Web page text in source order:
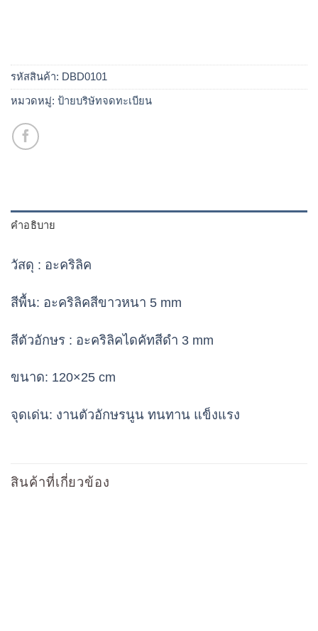
รหัสสินค้า: DBD0101
หมวดหมู่: ป้ายบริษัทจดทะเบียน
คำอธิบาย
วัสดุ : อะคริลิค
สีพื้น: อะคริลิคสีขาวหนา 5 mm
สีตัวอักษร : อะคริลิคไดคัทสีดำ 3 mm
ขนาด: 120×25 cm
จุดเด่น: งานตัวอักษรนูน ทนทาน แข็งแรง
สินค้าที่เกี่ยวข้อง